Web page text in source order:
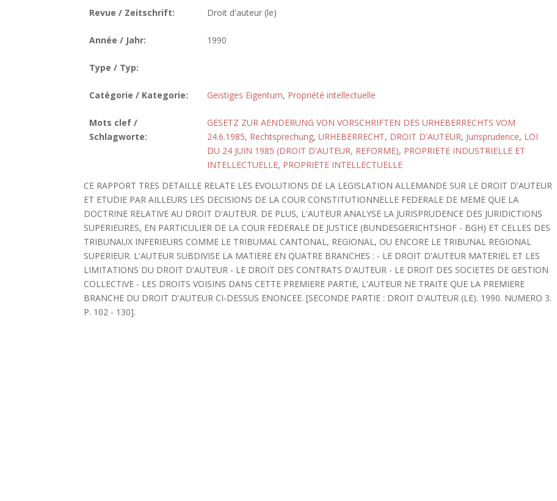
Revue / Zeitschrift: Droit d'auteur (le)
Année / Jahr: 1990
Type / Typ:
Catégorie / Kategorie: Geistiges Eigentum, Propriété intellectuelle
Mots clef /
Schlagworte:
GESETZ ZUR AENDERUNG VON VORSCHRIFTEN DES URHEBERRECHTS VOM
24.6.1985, Rechtsprechung, URHEBERRECHT, DROIT D'AUTEUR, Jurisprudence, LOI
DU 24 JUIN 1985 (DROIT D'AUTEUR, REFORME), PROPRIETE INDUSTRIELLE ET
INTELLECTUELLE, PROPRIETE INTELLECTUELLE
CE RAPPORT TRES DETAILLE RELATE LES EVOLUTIONS DE LA LEGISLATION ALLEMANDE SUR LE DROIT D'AUTEUR
ET ETUDIE PAR AILLEURS LES DECISIONS DE LA COUR CONSTITUTIONNELLE FEDERALE DE MEME QUE LA
DOCTRINE RELATIVE AU DROIT D'AUTEUR. DE PLUS, L'AUTEUR ANALYSE LA JURISPRUDENCE DES JURIDICTIONS
SUPERIEURES, EN PARTICULIER DE LA COUR FEDERALE DE JUSTICE (BUNDESGERICHTSHOF - BGH) ET CELLES DES
TRIBUNAUX INFERIEURS COMME LE TRIBUMAL CANTONAL, REGIONAL, OU ENCORE LE TRIBUNAL REGIONAL
SUPERIEUR. L'AUTEUR SUBDIVISE LA MATIERE EN QUATRE BRANCHES : - LE DROIT D'AUTEUR MATERIEL ET LES
LIMITATIONS DU DROIT D'AUTEUR - LE DROIT DES CONTRATS D'AUTEUR - LE DROIT DES SOCIETES DE GESTION
COLLECTIVE - LES DROITS VOISINS DANS CETTE PREMIERE PARTIE, L'AUTEUR NE TRAITE QUE LA PREMIERE
BRANCHE DU DROIT D'AUTEUR CI-DESSUS ENONCEE. [SECONDE PARTIE : DROIT D'AUTEUR (LE). 1990. NUMERO 3.
P. 102 - 130].